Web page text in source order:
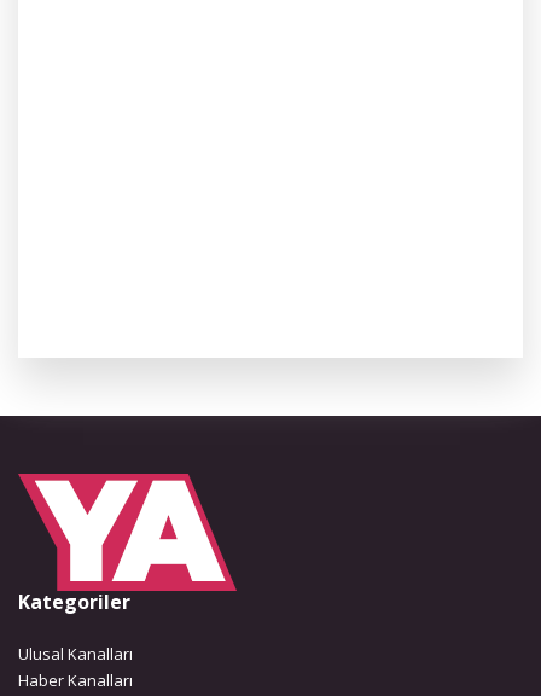
Kategoriler
Ulusal Kanalları
Haber Kanalları